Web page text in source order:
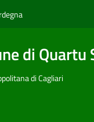
di Quartu
di Cagliari